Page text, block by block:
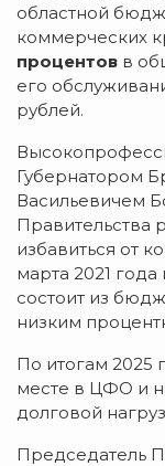
областной
коммерческих
процентов в
его
рублей.
Губернатором
Васильевичем
Правительства
избавиться от
марта 2021
состоит из
низким
По итогам 2025
месте в ЦФО и
долговой
Председатель